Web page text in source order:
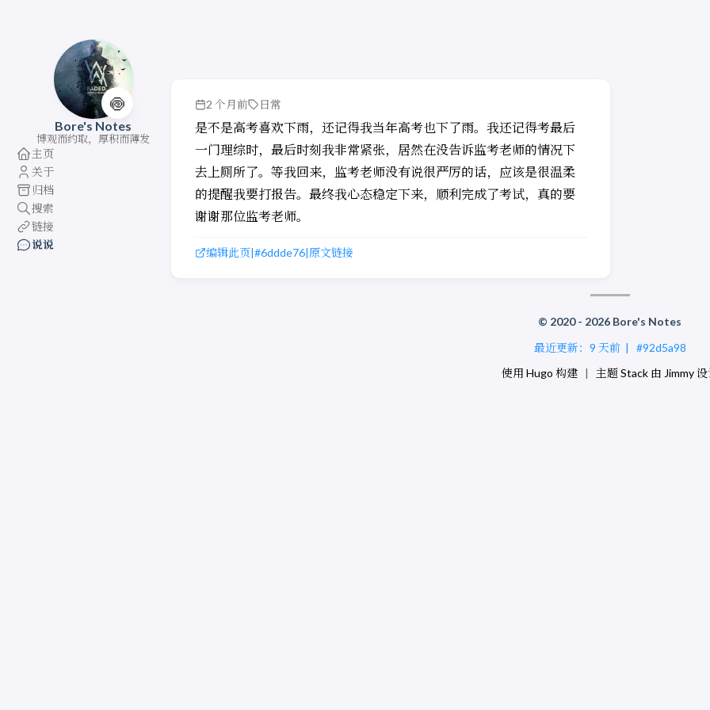
🍥
Bore's Notes
博观而约取，厚积而薄发
主页
关于
归档
搜索
链接
说说
2 个月前 日常
是不是高考喜欢下雨，还记得我当年高考也下了雨。我还记得考最后
一门理综时，最后时刻我非常紧张，居然在没告诉监考老师的情况下
去上厕所了。等我回来，监考老师没有说很严厉的话，应该是很温柔
的提醒我要打报告。最终我心态稳定下来，顺利完成了考试，真的要
谢谢那位监考老师。
编辑此页|#6ddde76|原文链接
© 2020 - 2026 Bore's Notes
最近更新： 9 天前 |
#92d5a98
使用 Hugo 构建 | 主题Stack由 Jimmy设